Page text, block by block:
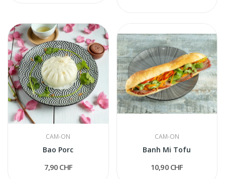
CAM-ON
Bao Porc
7,90 CHF
CAM-ON
Banh Mi Tofu
10,90 CHF